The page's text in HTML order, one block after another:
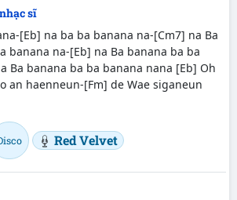
sĩ
[Eb] na ba ba banana na-[Cm7] na Ba
banana na-[Eb] na Ba banana ba ba
Ba banana ba ba banana nana [Eb] Oh
an haenneun-[Fm] de Wae siganeun
Red Velvet